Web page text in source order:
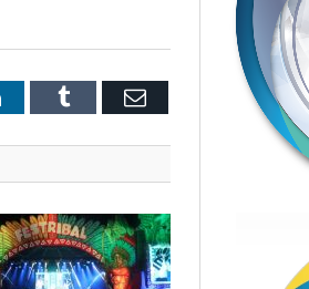
LinkedInTumblr Email